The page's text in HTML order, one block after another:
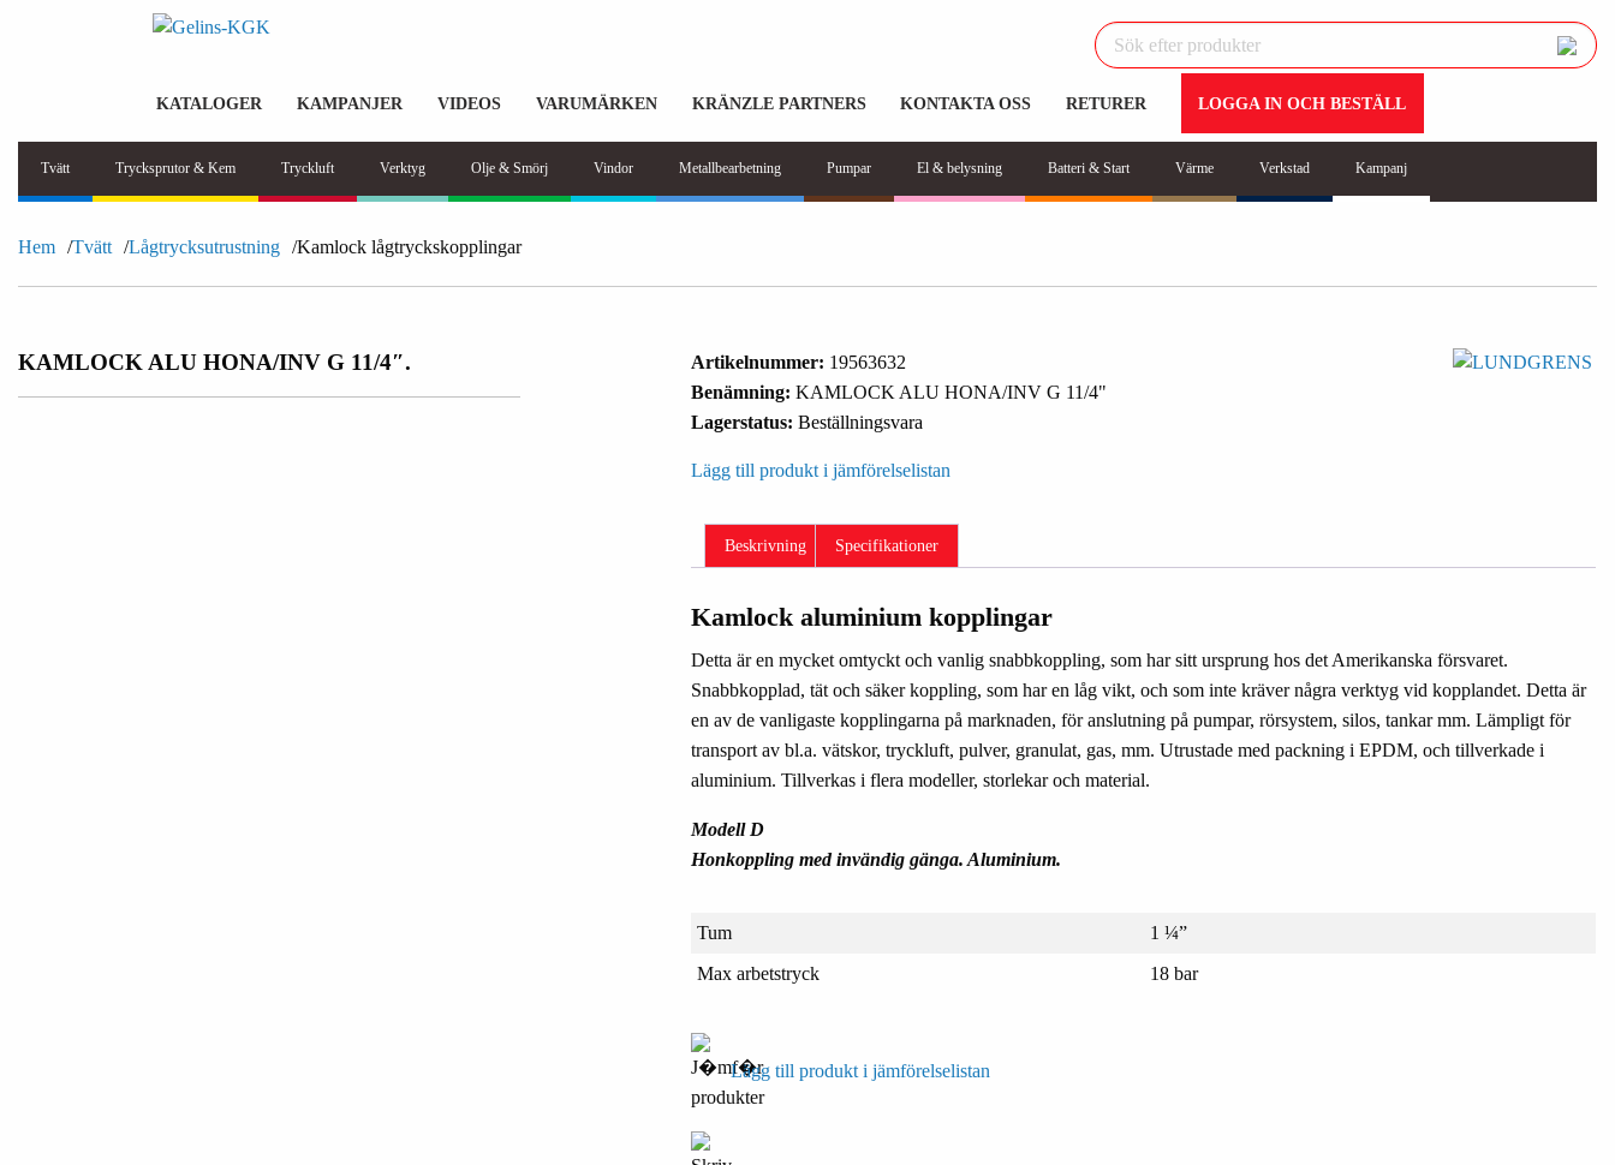
KATALOGER KAMPANJER VIDEOS VARUMÄRKEN KRÄNZLE PARTNERS KONTAKTA OSS RETURER LOGGA IN OCH BESTÄLL
Tvätt Trycksprutor & Kem Tryckluft Verktyg Olje & Smörj Vindor Metallbearbetning Pumpar El & belysning Batteri & Start Värme Verkstad Kampanj
Hem Tvätt Lågtrycksutrustning Kamlock lågtryckskopplingar
KAMLOCK ALU HONA/INV G 11/4″. Artikelnummer: 19563632
Benämning: KAMLOCK ALU HONA/INV G 11/4"
Lagerstatus: Beställningsvara
Lägg till produkt i jämförelselistan
Beskrivning Specifikationer
Kamlock aluminium kopplingar
Detta är en mycket omtyckt och vanlig snabbkoppling, som har sitt ursprung hos det Amerikanska försvaret.
Snabbkopplad, tät och säker koppling, som har en låg vikt, och som inte kräver några verktyg vid kopplandet. Detta är
en av de vanligaste kopplingarna på marknaden, för anslutning på pumpar, rörsystem, silos, tankar mm. Lämpligt för
transport av bl.a. vätskor, tryckluft, pulver, granulat, gas, mm. Utrustade med packning i EPDM, och tillverkade i
aluminium. Tillverkas i flera modeller, storlekar och material.
Modell D
Honkoppling med invändig gänga. Aluminium.
Tum
1 ¼”
Max arbetstryck
18 bar
Lägg till produkt i jämförelselistan